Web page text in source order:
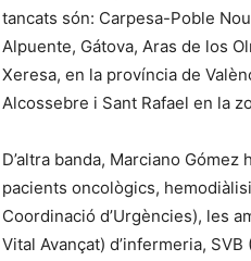
tancats són: Carpesa-Poble
Alpuente, Gátova, Aras de los
Xeresa, en la província de
Alcossebre i Sant Rafael en la
D’altra banda, Marciano
pacients oncològics,
Coordinació d’Urgències), les
Vital Avançat) d’infermeria,